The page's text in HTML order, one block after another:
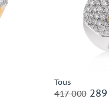
Tous
417 000289
Размер
Материал